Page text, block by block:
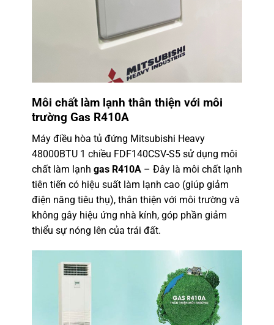
Môi chất làm lạnh thân thiện với môi
trường Gas R410A
Máy điều hòa tủ đứng Mitsubishi Heavy
48000BTU 1 chiều FDF140CSV-S5 sử dụng môi
chất làm lạnh gas R410A– Đây là môi chất lạnh
tiên tiến có hiệu suất làm lạnh cao (giúp giảm
điện năng tiêu thụ), thân thiện với môi trường và
không gây hiệu ứng nhà kính, góp phần giảm
thiểu sự nóng lên của trái đất.